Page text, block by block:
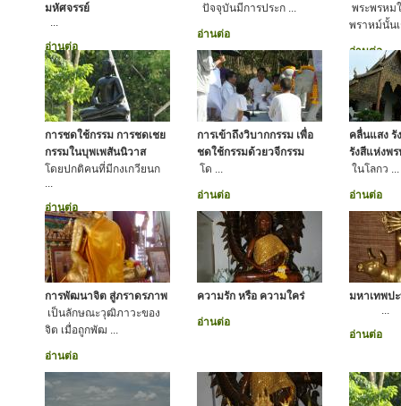
มหัศจรรย์
...
อ่านต่อ
ปัจจุบันมีการประก ...
อ่านต่อ
พระพรหม
พราหม์นั้น
อ่านต่อ
การชดใช้กรรม การชดเชย
กรรมในบุพเพสันนิวาส
โดยปกติคนที่มีกงเกวียนก
...
อ่านต่อ
การเข้าถึงวิบากกรรม เพื่อ
ชดใช้กรรมด้วยวจีกรรม
โด ...
อ่านต่อ
คลื่นแสง
รังสีแห่งพ
ในโลกว ...
อ่านต่อ
การพัฒนาจิต สู่ภราดรภาพ
เป็นลักษณะวุฒิภาวะของ
จิต เมื่อถูกพัฒ ...
อ่านต่อ
ความรัก หรือ ความใคร่
อ่านต่อ
มหาเทพป
...
อ่านต่อ